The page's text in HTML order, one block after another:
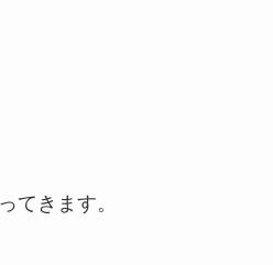
てきます。